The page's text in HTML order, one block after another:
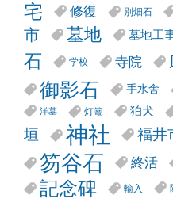
宅
修復 別畑石
市
墓地 墓地工
石
学校 寺院
御影石 手水舎
洋墓 灯篭 狛犬
垣
神社 福井
笏谷石 終活
記念碑 輸入